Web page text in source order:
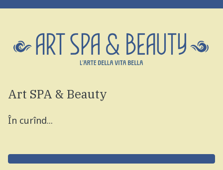
Art SPA & Beauty
În curînd...